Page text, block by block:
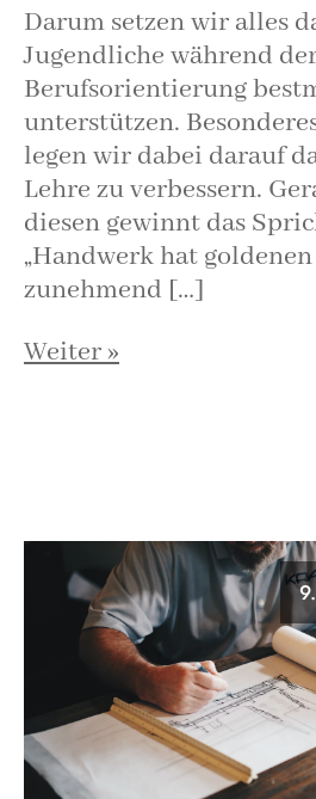
Darum setzen wir alles
Jugendliche während
Berufsorientierung
unterstützen.
legen wir dabei darauf
Lehre zu verbessern.
diesen gewinnt das
„Handwerk hat
zunehmend […]
Weiter »